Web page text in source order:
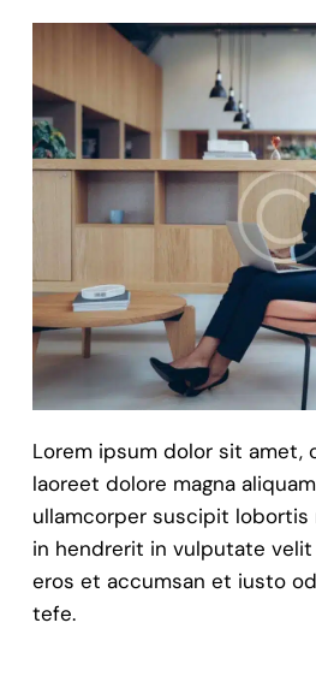
Lorem ipsum dolor sit
laoreet dolore magna
ullamcorper suscipit lobortis
in hendrerit in vulputate
eros et accumsan et iusto
tefe.